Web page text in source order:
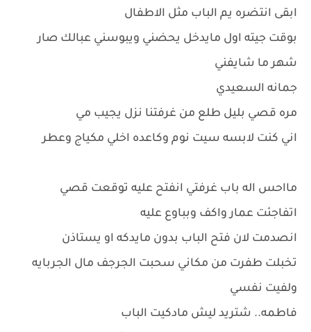
ابقى انتضره يم الباب مثل الاطفال
بوقت جيته اول مايدخل يحضني ويبوسني عبالك صار
شهر ما شايفني
جمانه السعيدي
مره قصي بليل طلع من غرفتنا نزل يجيب مي
اني كنت لابسه سيت نوم وكاعده اخلي مكياج وعطر
مااحس اله باب غرفتي انفتح عليه توقعت قصي
اتفاجئت عمار واكف وبباوع عليه
انصدمت لان فتح الباب بدون مايدكه او يستاذن
تخبلت طفرت من مكاني سحبت الجرجف مال الجربايه
ولفيت نفسي
فاطمه.. شتريد ليش مادكيت الباب